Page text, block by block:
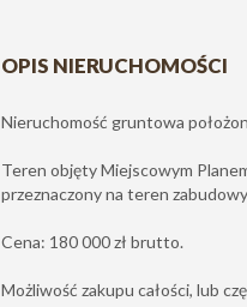
OPIS NIERUCHOMOŚCI
Nieruchomość gruntowa
Teren objęty Miejscowym
przeznaczony na teren
Cena: 180 000 zł brutto.
Możliwość zakupu całości, lub